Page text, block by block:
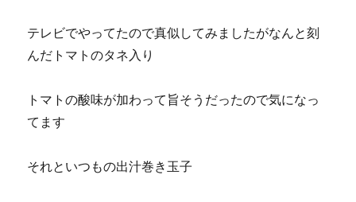
テレビでやってたので真似してみましたがなんと刻
んだトマトのタネ入り
トマトの酸味が加わって旨そうだったので気になっ
てます
それといつもの出汁巻き玉子